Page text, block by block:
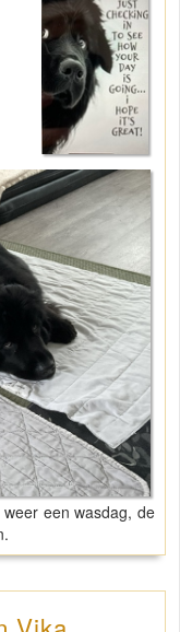
een wasdag, de